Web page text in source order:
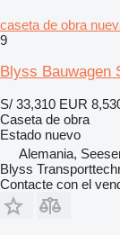
caseta de obra
9
Blyss Bauwagen
S/ 33,310 EUR
Caseta de obra
Estado nuevo
Alemania,
Blyss
Contacte con el